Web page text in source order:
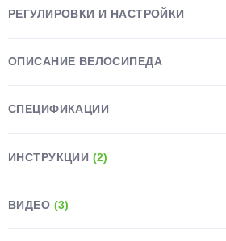
РЕГУЛИРОВКИ И НАСТРОЙКИ
ОПИСАНИЕ ВЕЛОСИПЕДА
СПЕЦИФИКАЦИИ
ИНСТРУКЦИИ (2)
ВИДЕО (3)